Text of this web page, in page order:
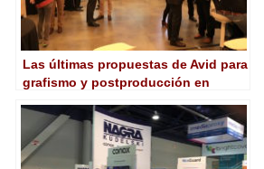
Las últimas propuestas de Avid para
grafismo y postproducción en